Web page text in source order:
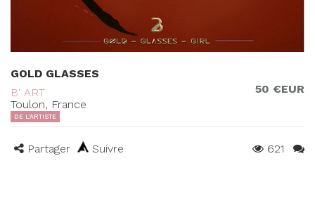
GOLD GLASSES
B' ART
Toulon, France
50 €EUR
DE L'ARTISTE
Partager Suivre 621